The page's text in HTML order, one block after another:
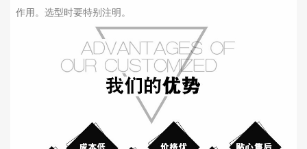
作用。选型时要特别注明。